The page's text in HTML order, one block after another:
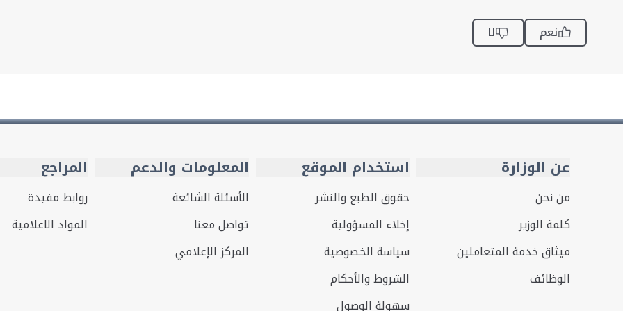
نعم لا
عن الوزارة
من نحن
كلمة الوزير
ميثاق خدمة المتعاملين
الوظائف
استخدام الموقع
حقوق الطبع والنشر
إخلاء المسؤولية
سياسة الخصوصية
الشروط والأحكام
سهولة الوصول
المعلومات والدعم
الأسئلة الشائعة
تواصل معنا
المركز الإعلامي
المراجع
روابط مفيدة
المواد الاعلامية